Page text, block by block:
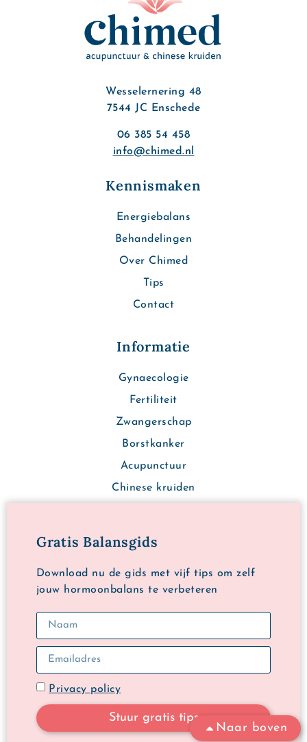
Wesselernering 48
7544 JC Enschede
06 385 54 458
info@chimed.nl
Kennismaken
Energiebalans
Behandelingen
Over Chimed
Tips
Contact
Informatie
Gynaecologie
Fertiliteit
Zwangerschap
Borstkanker
Acupunctuur
Chinese kruiden
Gratis Balansgids
Download nu de gids met vijf tips om zelf
jouw hormoonbalans te verbeteren
Privacy policy
Stuur gratis tips
Naar boven